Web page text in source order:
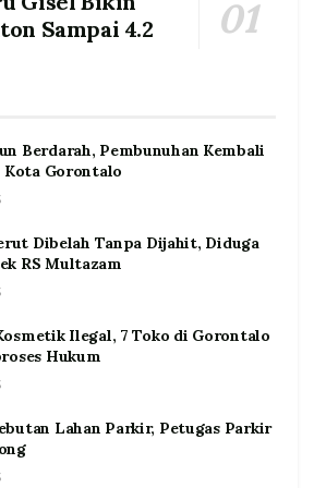
Sampai 4.2
Berdarah, Pembunuhan Kembali
Kota Gorontalo
Dibelah Tanpa Dijahit, Diduga
RS Multazam
Ilegal, 7 Toko di Gorontalo
Hukum
Lahan Parkir, Petugas Parkir